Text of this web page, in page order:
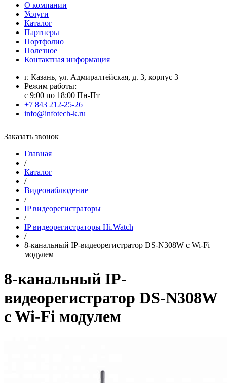
О компании
Услуги
Каталог
Партнеры
Портфолио
Полезное
Контактная информация
г. Казань, ул. Адмиралтейская, д. 3, корпус 3
Режим работы:
с 9:00 по 18:00 Пн-Пт
+7 843 212-25-26
info@infotech-k.ru
Заказать звонок
Главная
/
Каталог
/
Видеонаблюдение
/
IP видеорегистраторы
/
IP видеорегистраторы Hi.Watch
/
8-канальный IP-видеорегистратор DS-N308W c Wi-Fi
модулем
8-канальный IP-
видеорегистратор DS-N308W
c Wi-Fi модулем